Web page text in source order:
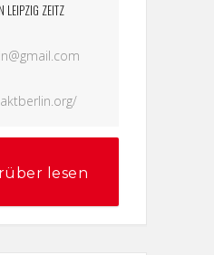
LEIPZIG ZEITZ
lesen